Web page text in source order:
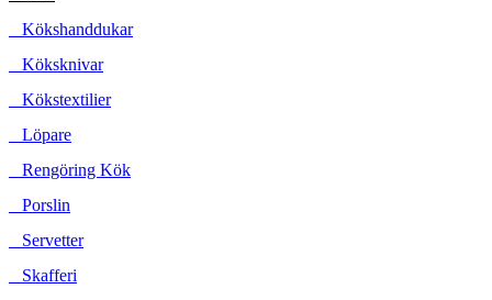
Kökshanddukar
Köksknivar
Kökstextilier
Löpare
Rengöring Kök
Porslin
Servetter
Skafferi